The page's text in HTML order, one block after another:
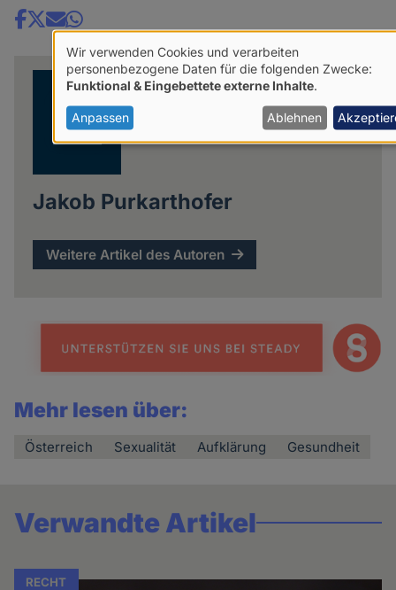
Share
Jakob Purkarthofer
Weitere Artikel des Autoren
Mehr lesen über:
Österreich Sexualität Aufklärung Gesundheit
Verwandte Artikel
RECHT
Verwendung
von
personenbezogenen
Daten
und
Cookies
Wir verwenden Cookies und verarbeiten
personenbezogene Daten für die folgenden Zwecke:
Funktional & Eingebettete externe Inhalte
Anpassen Ablehnen